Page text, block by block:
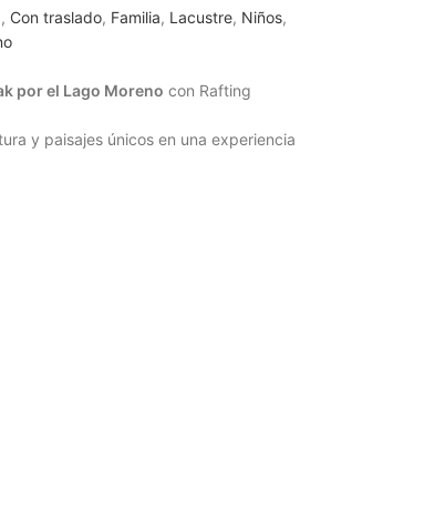
, Con traslado, Familia, Lacustre, Niños,
por el Lago Moreno con Rafting
y paisajes únicos en una experiencia